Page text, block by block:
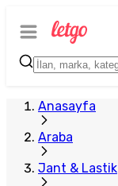
Anasayfa
Araba
Jant & Lastik